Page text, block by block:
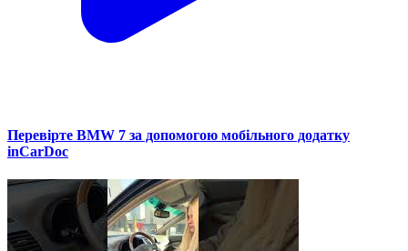
Перевірте BMW 7 за допомогою мобільного додатку
inCarDoc